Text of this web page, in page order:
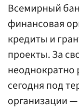
Всемирный
финансовая
кредиты и
проекты. За
неоднократно
сегодня под
организации